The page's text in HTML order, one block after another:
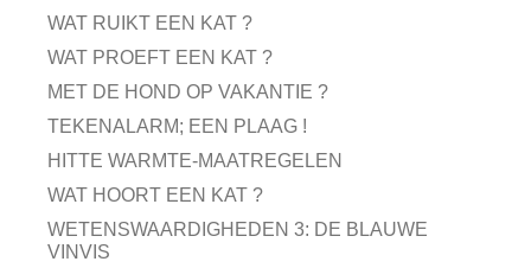
WAT RUIKT EEN KAT ?
WAT PROEFT EEN KAT ?
MET DE HOND OP VAKANTIE ?
TEKENALARM; EEN PLAAG !
HITTE WARMTE-MAATREGELEN
WAT HOORT EEN KAT ?
WETENSWAARDIGHEDEN 3: DE BLAUWE
VINVIS